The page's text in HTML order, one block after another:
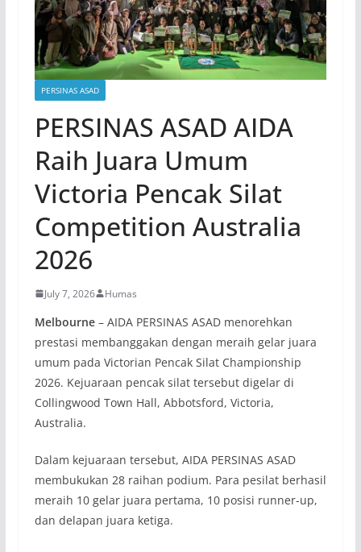
PERSINAS ASAD
PERSINAS ASAD AIDA
Raih Juara Umum
Victoria Pencak Silat
Competition Australia
2026
July 7, 2026 Humas
Melbourne– AIDA PERSINAS ASAD menorehkan
prestasi membanggakan dengan meraih gelar juara
umum pada Victorian Pencak Silat Championship
2026. Kejuaraan pencak silat tersebut digelar di
Collingwood Town Hall, Abbotsford, Victoria,
Australia.
Dalam kejuaraan tersebut, AIDA PERSINAS ASAD
membukukan 28 raihan podium. Para pesilat berhasil
meraih 10 gelar juara pertama, 10 posisi runner-up,
dan delapan juara ketiga.